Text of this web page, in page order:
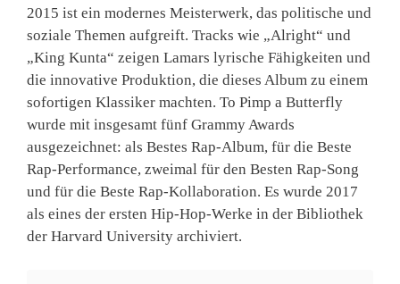
2015 ist ein modernes Meisterwerk, das politische und
soziale Themen aufgreift. Tracks wie „Alright“ und
„King Kunta“ zeigen Lamars lyrische Fähigkeiten und
die innovative Produktion, die dieses Album zu einem
sofortigen Klassiker machten. To Pimp a Butterfly
wurde mit insgesamt fünf Grammy Awards
ausgezeichnet: als Bestes Rap-Album, für die Beste
Rap-Performance, zweimal für den Besten Rap-Song
und für die Beste Rap-Kollaboration. Es wurde 2017
als eines der ersten Hip-Hop-Werke in der Bibliothek
der Harvard University archiviert.